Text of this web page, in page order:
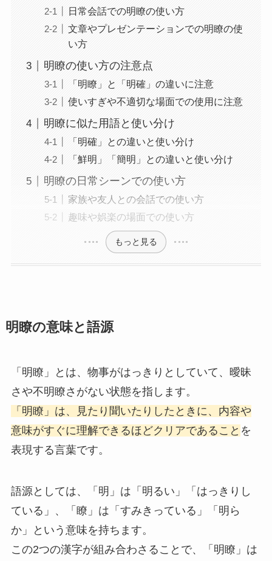
日常会話での明瞭の使い方
文章やプレゼンテーションでの明瞭の使
い方
明瞭の使い方の注意点
「明瞭」と「明確」の違いに注意
使いすぎや不適切な場面での使用に注意
明瞭に似た用語と使い分け
「明確」との違いと使い分け
「鮮明」「簡明」との違いと使い分け
明瞭の日常シーンでの使い方
家族や友人との会話での使い方
趣味や娯楽の場面での使い方
もっと見る
明瞭の意味と語源
「明瞭」とは、物事がはっきりとしていて、曖昧
さや不明瞭さがない状態を指します。
「明瞭」は、見たり聞いたりしたときに、内容や
意味がすぐに理解できるほどクリアであること を
表現する言葉です。
語源としては、「明」は「明るい」「はっきりし
ている」、「瞭」は「すみきっている」「明ら
か」という意味を持ちます。
この2つの漢字が組み合わさることで、「明瞭」は